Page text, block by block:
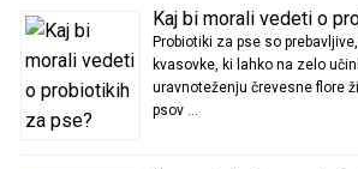
Kaj bi morali vedeti o
Probiotiki za pse so
kvasovke, ki lahko na zelo
uravnoteženju črevesne flore
psov …